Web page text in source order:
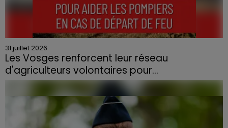
31 juillet 2026
Les Vosges renforcent leur réseau
d'agriculteurs volontaires pour...
Face à la sécheresse et aux risques de départs de feu,
la Chambre d'agriculture des Vosges a lancé un appel
aux agriculteurs volontaires pour venir en aide...